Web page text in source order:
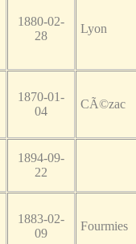
1880-02-
28
Lyon
1870-01-
04
CÃ©zac
1894-09-
22
1883-02-
09
Fourmies